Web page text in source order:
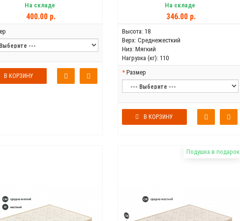
На складе
400.00 р.
В КОРЗИНУ
На складе
346.00 р.
Высота: 18
Верх: Среднежесткий
Низ: Мягкий
Нагрузка (кг): 110
Размер
В КОРЗИНУ
Подушка в подарок